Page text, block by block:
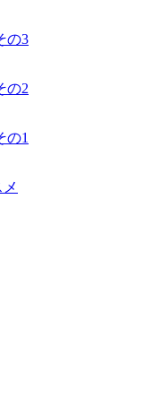
の3
の2
の1